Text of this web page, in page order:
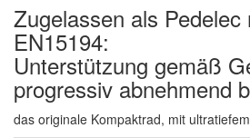
Zugelassen als Pedelec
EN15194:
Unterstützung gemäß
progressiv abnehmend
das originale Kompaktrad, mit